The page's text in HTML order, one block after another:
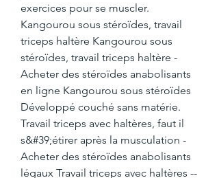
exercices pour se muscler.
Kangourou sous stéroïdes, travail
triceps haltère Kangourou sous
stéroïdes, travail triceps haltère -
Acheter des stéroïdes anabolisants
en ligne Kangourou sous stéroïdes
Développé couché sans matérie.
Travail triceps avec haltères, faut il
s&#39;étirer après la musculation -
Acheter des stéroïdes anabolisants
légaux Travail triceps avec haltères --